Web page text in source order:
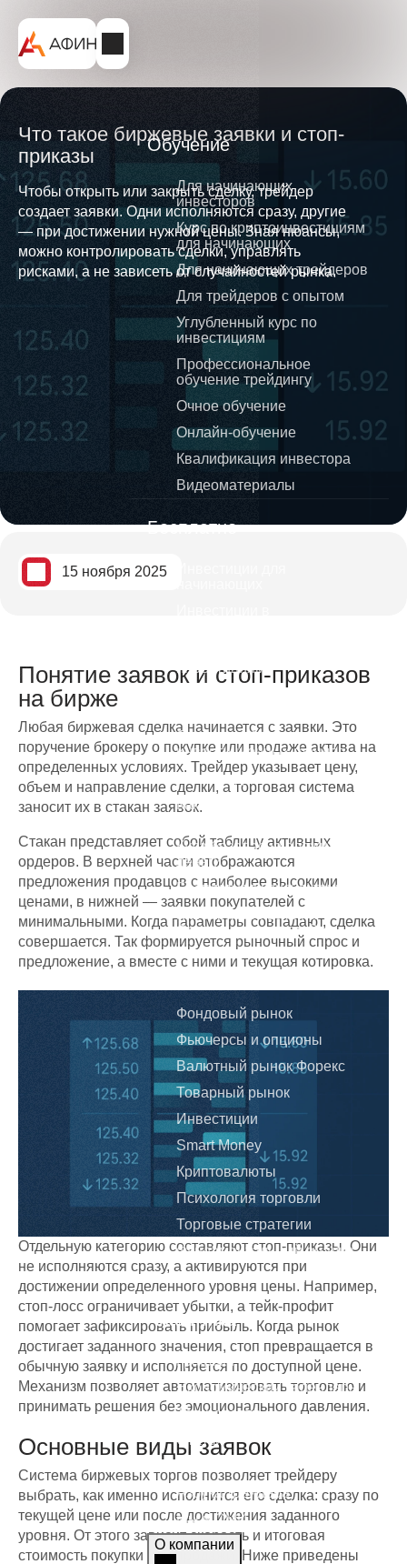
Обучение
Для начинающих
инвесторов
Курс по криптоинвестициям
для начинающих
Для начинающих трейдеров
Для трейдеров с опытом
Углубленный курс по
инвестициям
Профессиональное
обучение трейдингу
Очное обучение
Онлайн-обучение
Квалификация инвестора
Видеоматериалы
Бесплатно
инвестициям
Стратегии банков и
инвестиционных фондов
Дивидендные короли
Как избежать ошибок тех кто
Куда безопасно вложить
деньги
Бесплатная консультация
Как зарабатывать на
Форекс, а не терять?
Курсы
Фондовый рынок
Фьючерсы и опционы
Валютный рынок Форекс
Товарный рынок
Инвестиции
Smart Money
Криптовалюты
Психология торговли
Торговые стратегии
Фундаментальный анализ
Технический анализ
Аналитика
Графики
Экономический календарь
Топ-новости
Статьи
Азбука трейдера
Мы в СМИ
О компании
Что такое биржевые заявки и стоп-
приказы
Чтобы открыть или закрыть сделку, трейдер
создает заявки. Одни исполняются сразу, другие
— при достижении нужной цены. Зная нюансы,
можно контролировать сделки, управлять
рисками, а не зависеть от случайностей рынка.
15 ноября 2025
Понятие заявок и стоп-приказов
на бирже
Любая биржевая сделка начинается с заявки. Это
поручение брокеру о покупке или продаже актива на
определенных условиях. Трейдер указывает цену,
объем и направление сделки, а торговая система
заносит их в стакан заявок.
Стакан представляет собой таблицу активных
ордеров. В верхней части отображаются
предложения продавцов с наиболее высокими
ценами, в нижней — заявки покупателей с
минимальными. Когда параметры совпадают, сделка
совершается. Так формируется рыночный спрос и
предложение, а вместе с ними и текущая котировка.
Отдельную категорию составляют стоп-приказы. Они
не исполняются сразу, а активируются при
достижении определенного уровня цены. Например,
стоп-лосс ограничивает убытки, а тейк-профит
помогает зафиксировать прибыль. Когда рынок
достигает заданного значения, стоп превращается в
обычную заявку и исполняется по доступной цене.
Механизм позволяет автоматизировать торговлю и
принимать решения без эмоционального давления.
Основные виды заявок
Система биржевых торгов позволяет трейдеру
выбрать, как именно исполнится его сделка: сразу по
текущей цене или после достижения заданного
уровня. От этого зависит скорость и итоговая
стоимость покупки или продажи. Ниже приведены